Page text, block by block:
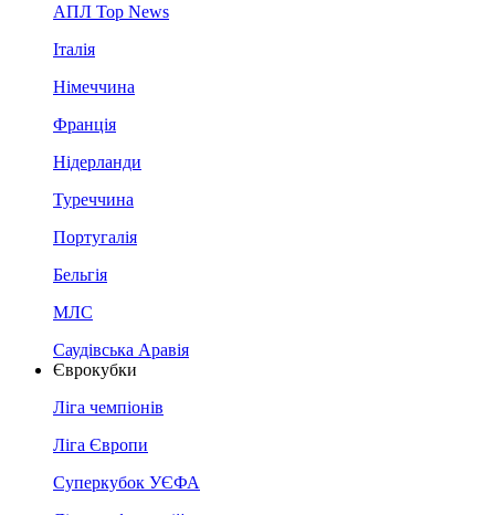
АПЛ Top News
Італія
Німеччина
Франція
Нідерланди
Туреччина
Португалія
Бельгія
МЛС
Саудівська Аравія
Єврокубки
Ліга чемпіонів
Ліга Європи
Суперкубок УЄФА